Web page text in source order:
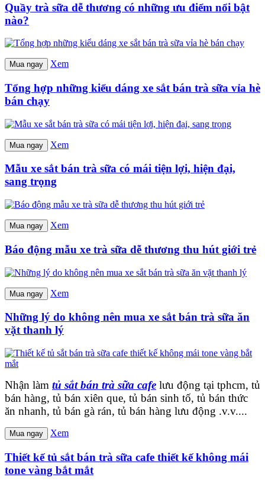
Quầy trà sữa dễ thương có những ưu điểm nổi bật
nào?
Mua ngay Xem
Tổng hợp những kiểu dáng xe sắt bán trà sữa vỉa hè
bán chạy
Mua ngay Xem
Mẫu xe sắt bán trà sữa có mái tiện lợi, hiện đại,
sang trọng
Mua ngay Xem
Báo động mẫu xe trà sữa dễ thương thu hút giới trẻ
Mua ngay Xem
Những lý do không nên mua xe sắt bán trà sữa ăn
vặt thanh lý
Nhận làm tủ sắt bán trà sữa cafe lưu động tại tphcm, tủ
bán hàng, tủ bán xiên que, tủ bán sinh tố, tủ bán thức
ăn nhanh, tủ bán gà rán, tủ bán hàng lưu động .v.v....
Mua ngay Xem
Thiết kế tủ sắt bán trà sữa cafe thiết kế không mái
tone vàng bắt mắt